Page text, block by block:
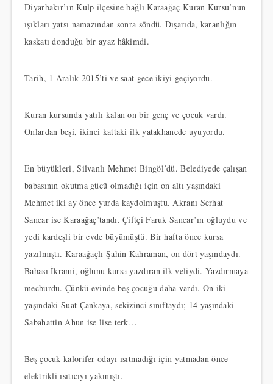
Diyarbakır’ın Kulp ilçesine bağlı Karaağaç Kuran Kursu’nun
ışıkları yatsı namazından sonra söndü. Dışarıda, karanlığın
kaskatı donduğu bir ayaz hâkimdi.
Tarih, 1 Aralık 2015’ti ve saat gece ikiyi geçiyordu.
Kuran kursunda yatılı kalan on bir genç ve çocuk vardı.
Onlardan beşi, ikinci kattaki ilk yatakhanede uyuyordu.
En büyükleri, Silvanlı Mehmet Bingöl’dü. Belediyede çalışan
babasının okutma gücü olmadığı için on altı yaşındaki
Mehmet iki ay önce yurda kaydolmuştu. Akranı Serhat
Sancar ise Karaağaç’tandı. Çiftçi Faruk Sancar’ın oğluydu ve
yedi kardeşli bir evde büyümüştü. Bir hafta önce kursa
yazılmıştı. Karaağaçlı Şahin Kahraman, on dört yaşındaydı.
Babası İkrami, oğlunu kursa yazdıran ilk veliydi. Yazdırmaya
mecburdu. Çünkü evinde beş çocuğu daha vardı. On iki
yaşındaki Suat Çankaya, sekizinci sınıftaydı; 14 yaşındaki
Sabahattin Ahun ise lise terk…
Beş çocuk kalorifer odayı ısıtmadığı için yatmadan önce
elektrikli ısıtıcıyı yakmıştı.